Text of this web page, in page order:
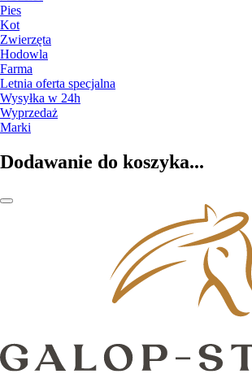
Pies
Kot
Zwierzęta
Hodowla
Farma
Letnia oferta specjalna
Wysyłka w 24h
Wyprzedaż
Marki
Dodawanie do koszyka...